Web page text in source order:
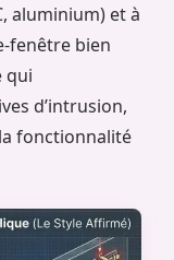
aluminium) et à
fenêtre bien
qui
d’intrusion,
fonctionnalité